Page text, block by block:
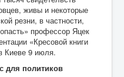
живы и некоторые
резни, в частности,
профессор Яцек
«Кресовой книги
Киеве 9 июля.
для политиков